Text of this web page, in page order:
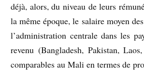
déjà, alors, du niveau de leurs
la même époque, le salaire moyen
l’administration centrale dans les
revenu (Bangladesh, Pakistan,
comparables au Mali en termes de